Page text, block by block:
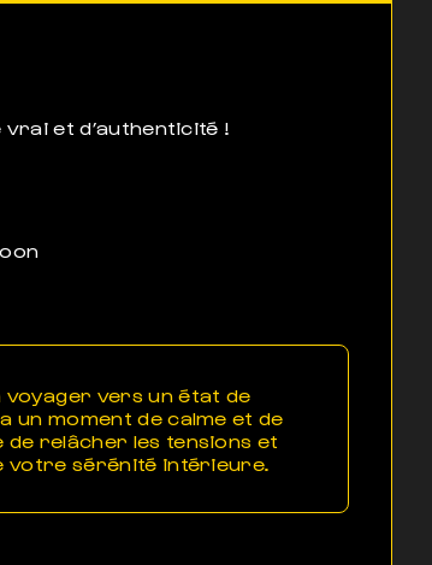
et d’authenticité !
voyager vers un état de
moment de calme et de
relâcher les tensions et
votre sérénité intérieure.